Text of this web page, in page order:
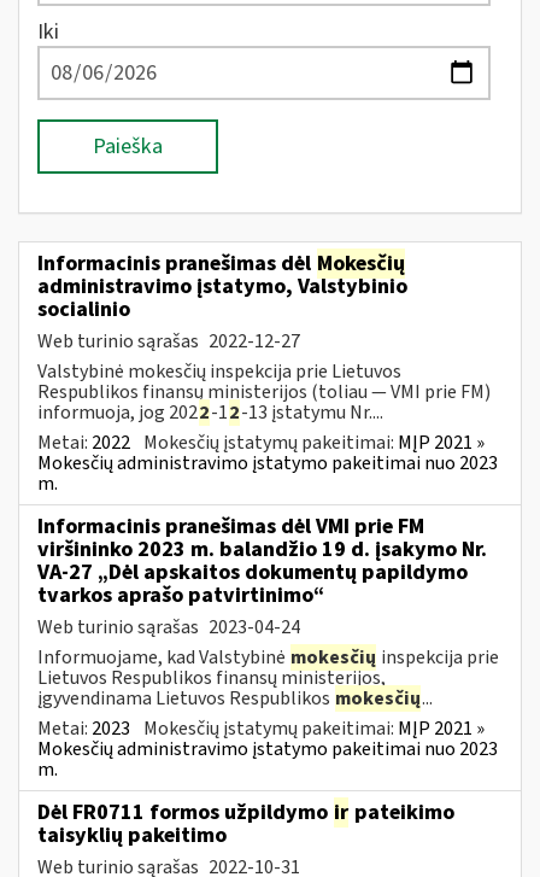
Iki
Paieška
Informacinis pranešimas dėl Mokesčių
administravimo įstatymo, Valstybinio
socialinio
Web turinio sąrašas 2022-12-27
Valstybinė mokesčių inspekcija prie Lietuvos
Respublikos finansų ministerijos (toliau — VMI prie FM)
informuoja, jog 2022-12-13 įstatymu Nr....
Metai: 2022 Mokesčių įstatymų pakeitimai: MĮP 2021 »
Mokesčių administravimo įstatymo pakeitimai nuo 2023
m.
Informacinis pranešimas dėl VMI prie FM
viršininko 2023 m. balandžio 19 d. įsakymo Nr.
VA-27 „Dėl apskaitos dokumentų papildymo
tvarkos aprašo patvirtinimo“
Web turinio sąrašas 2023-04-24
Informuojame, kad Valstybinė mokesčių inspekcija prie
Lietuvos Respublikos finansų ministerijos,
įgyvendinama Lietuvos Respublikos mokesčių...
Metai: 2023 Mokesčių įstatymų pakeitimai: MĮP 2021 »
Mokesčių administravimo įstatymo pakeitimai nuo 2023
m.
Dėl FR0711 formos užpildymo ir pateikimo
taisyklių pakeitimo
Web turinio sąrašas 2022-10-31